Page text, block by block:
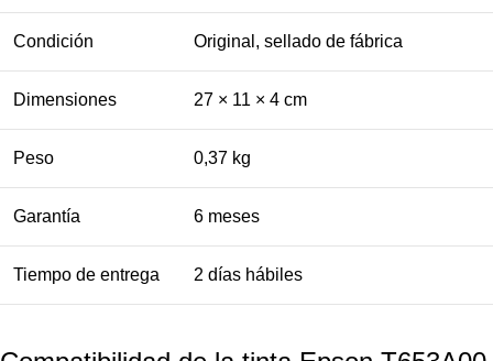
Condición Original, sellado de fábrica
Dimensiones 27 × 11 × 4 cm
Peso 0,37 kg
Garantía 6 meses
Tiempo de entrega 2 días hábiles